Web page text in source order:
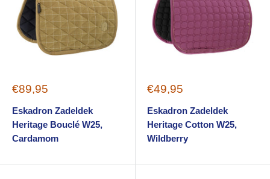
Sale
€89,95
Eskadron Zadeldek
Heritage Bouclé W25,
Cardamom
Sale
€49,95
Eskadron Zadeldek
Heritage Cotton W25,
Wildberry